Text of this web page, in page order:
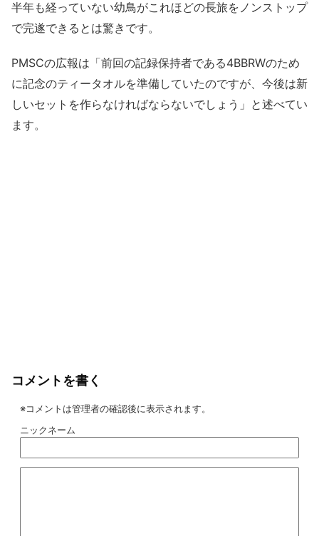
半年も経っていない幼鳥がこれほどの長旅をノンストップ
で完遂できるとは驚きです。
PMSCの広報は「前回の記録保持者である4BBRWのため
に記念のティータオルを準備していたのですが、今後は新
しいセットを作らなければならないでしょう」と述べてい
ます。
コメントを書く
※コメントは管理者の確認後に表示されます。
ニックネーム